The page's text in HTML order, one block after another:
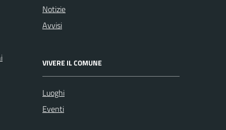
Notizie
Avvisi
VIVERE IL COMUNE
Luoghi
Eventi